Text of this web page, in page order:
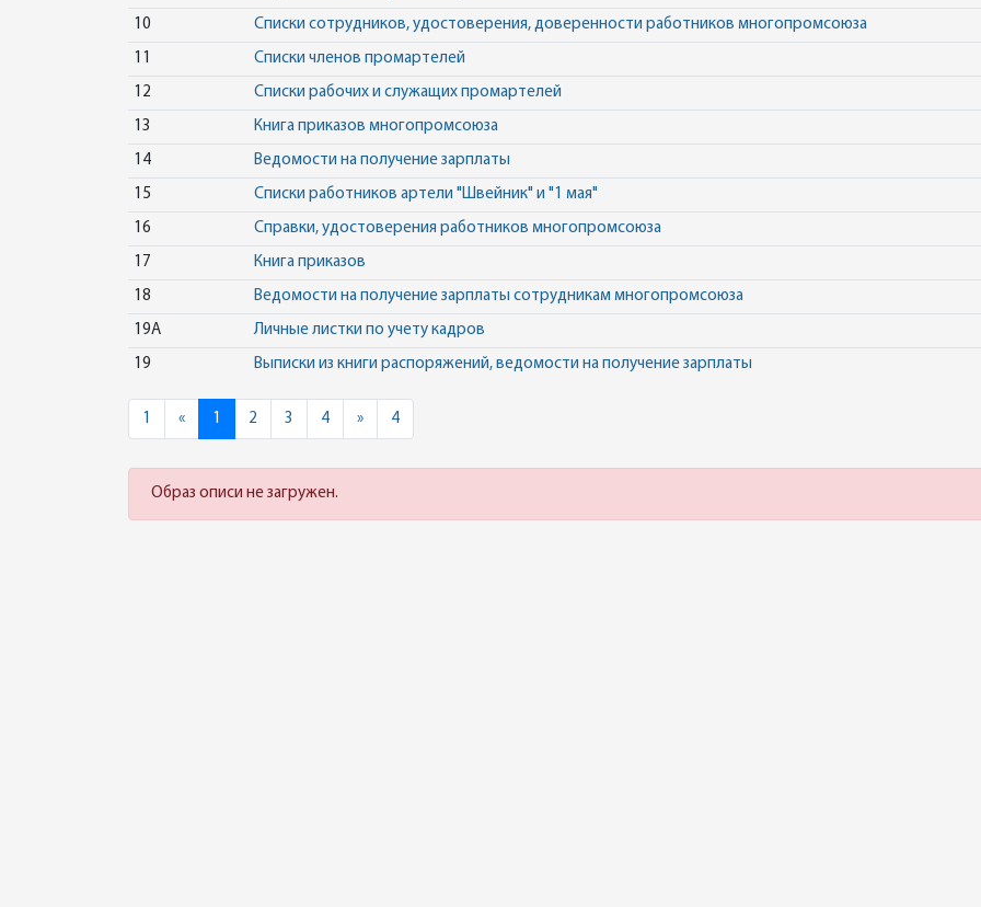
10 Списки сотрудников, удостоверения, доверенности работников многопромсоюза
11 Списки членов промартелей
12 Списки рабочих и служащих промартелей
13 Книга приказов многопромсоюза
14 Ведомости на получение зарплаты
15 Списки работников артели "Швейник" и "1 мая"
16 Справки, удостоверения работников многопромсоюза
17 Книга приказов
18 Ведомости на получение зарплаты сотрудникам многопромсоюза
19А Личные листки по учету кадров
19 Выписки из книги распоряжений, ведомости на получение зарплаты
1 «Previous
1 2 3 4 »Next4
Образ описи не загружен.